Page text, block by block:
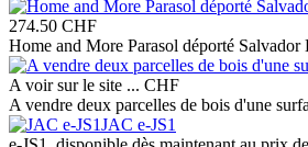
274.50 CHF
Home and More Parasol déporté Salvador
A voir sur le site ... CHF
A vendre deux parcelles de bois d'une
JAC e-JS1